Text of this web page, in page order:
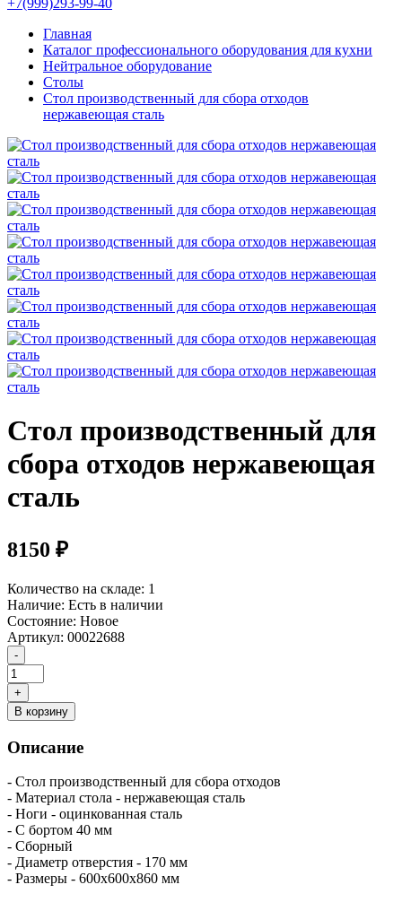
+7(999)293-99-40
Главная
Каталог профессионального оборудования для кухни
Нейтральное оборудование
Столы
Стол производственный для сбора отходов
нержавеющая сталь
Стол производственный для
сбора отходов нержавеющая
сталь
8150 ₽
Количество на складе: 1
Наличие: Есть в наличии
Состояние: Новое
Артикул: 00022688
В корзину
Описание
- Стол производственный для сбора отходов
- Материал стола - нержавеющая сталь
- Ноги - оцинкованная сталь
- С бортом 40 мм
- Сборный
- Диаметр отверстия - 170 мм
- Размеры - 600х600х860 мм